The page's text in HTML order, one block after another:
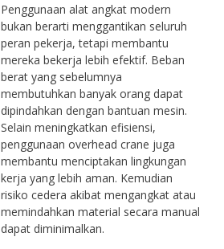
Penggunaan alat angkat modern
bukan berarti menggantikan seluruh
peran pekerja, tetapi membantu
mereka bekerja lebih efektif. Beban
berat yang sebelumnya
membutuhkan banyak orang dapat
dipindahkan dengan bantuan mesin.
Selain meningkatkan efisiensi,
penggunaan overhead crane juga
membantu menciptakan lingkungan
kerja yang lebih aman. Kemudian
risiko cedera akibat mengangkat atau
memindahkan material secara manual
dapat diminimalkan.